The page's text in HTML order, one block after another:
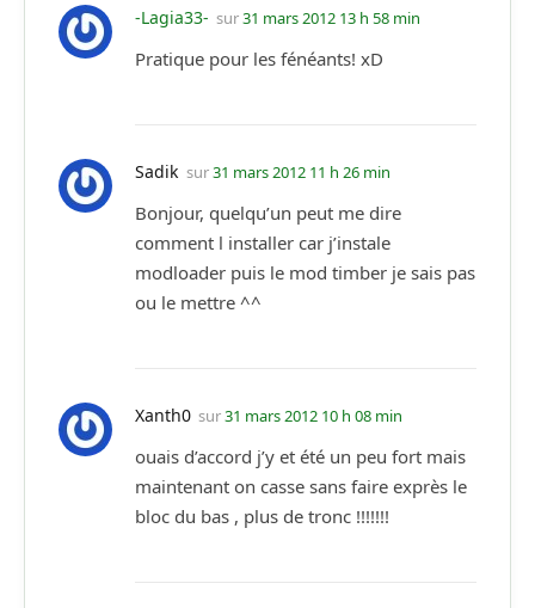
-Lagia33- sur31 mars 2012 13 h 58 min
Pratique pour les fénéants! xD
Sadik sur31 mars 2012 11 h 26 min
Bonjour, quelqu’un peut me dire
comment l installer car j’instale
modloader puis le mod timber je sais pas
ou le mettre ^^
Xanth0 sur31 mars 2012 10 h 08 min
ouais d’accord j’y et été un peu fort mais
maintenant on casse sans faire exprès le
bloc du bas , plus de tronc !!!!!!!